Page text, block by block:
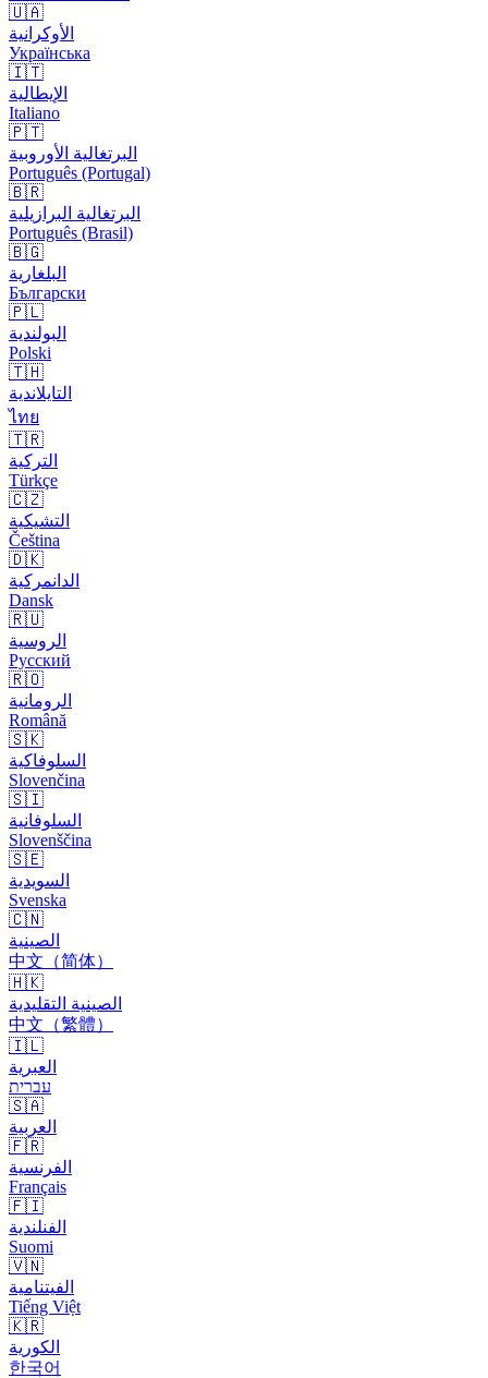
🇺🇦
الأوكرانية
Українська
🇮🇹
الإيطالية
Italiano
🇵🇹
البرتغالية الأوروبية
Português (Portugal)
🇧🇷
البرتغالية البرازيلية
Português (Brasil)
🇧🇬
البلغارية
Български
🇵🇱
البولندية
Polski
🇹🇭
التايلاندية
ไทย
🇹🇷
التركية
Türkçe
🇨🇿
التشيكية
Čeština
🇩🇰
الدانمركية
Dansk
🇷🇺
الروسية
Русский
🇷🇴
الرومانية
Română
🇸🇰
السلوفاكية
Slovenčina
🇸🇮
السلوفانية
Slovenščina
🇸🇪
السويدية
Svenska
🇨🇳
الصينية
中文（简体）
🇭🇰
الصينية التقليدية
中文（繁體）
🇮🇱
العبرية
עברית
🇸🇦
العربية
🇫🇷
الفرنسية
Français
🇫🇮
الفنلندية
Suomi
🇻🇳
الفيتنامية
Tiếng Việt
🇰🇷
الكورية
한국어